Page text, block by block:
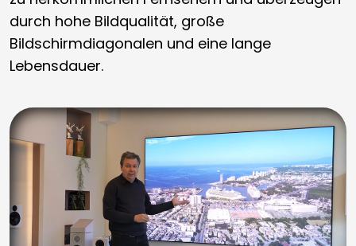
durch hohe Bildqualität, große
Bildschirmdiagonalen und eine lange
Lebensdauer.